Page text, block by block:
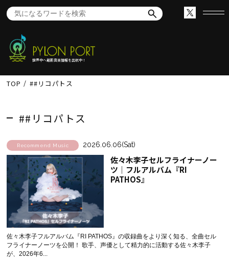
世界中へ最新音楽情報を出航中！
TOP ##リコパトス
##リコパトス
Recommend Music 2026.06.06(Sat)
佐々木李子セルフライナーノー
ツ│フルアルバム『RI
PATHOS』
佐々木李子フルアルバム『RI PATHOS』の収録曲をより深く知る、全曲セル
フライナーノーツを公開！ 歌手、声優として精力的に活動する佐々木李子
が、2026年6...